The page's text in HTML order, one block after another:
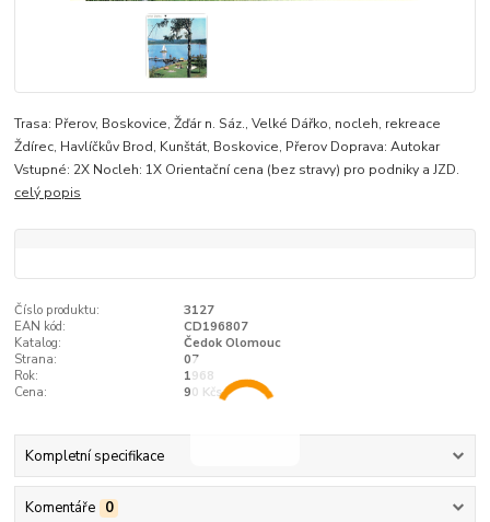
Trasa: Přerov, Boskovice, Žďár n. Sáz., Velké Dářko, nocleh, rekreace
Ždírec, Havlíčkův Brod, Kunštát, Boskovice, Přerov Doprava: Autokar
Vstupné: 2X Nocleh: 1X Orientační cena (bez stravy) pro podniky a JZD.
celý popis
Číslo produktu:
3127
EAN kód:
CD196807
Katalog:
Čedok Olomouc
Strana:
07
Rok:
1968
Cena:
90 Kčs
Kompletní specifikace
Komentáře 0